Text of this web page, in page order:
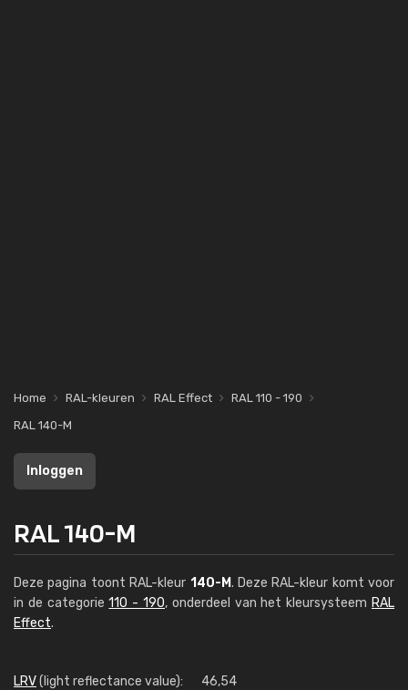
Home RAL-kleuren RAL Effect
RAL 110 - 190
RAL 140-M
Inloggen
RAL 140-M
Deze pagina toont RAL-kleur 140-M. Deze RAL-kleur komt voor
in de categorie110 - 190, onderdeel van het kleursysteem RAL
Effect.
LRV(light reflectance value): 46,54